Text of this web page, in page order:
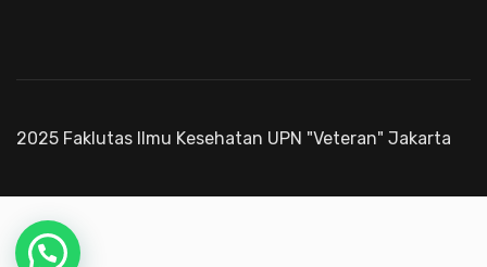
2025 Faklutas Ilmu Kesehatan UPN "Veteran" Jakarta